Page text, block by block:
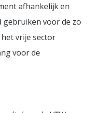
afhankelijk en
gebruiken voor de zo
vrije sector
voor de